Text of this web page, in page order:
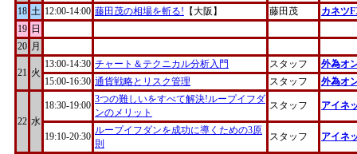
18 土 12:00-14:00 藤田茂の相場を斬る! 【大阪】 藤田茂
カネツ
19 日
20 月
21 火
13:00-14:30 チャート＆テクニカル分析入門 スタッフ
外為オ
15:00-16:30 通貨戦略とリスク管理 スタッフ 外為オ
22 水
18:30-19:00
3つの難しいをすべて解決!ループイフダ
ンのメリット
スタッフ アイネ
19:10-20:30
ループイフダンを成功に導くための3原
則
スタッフ アイネ